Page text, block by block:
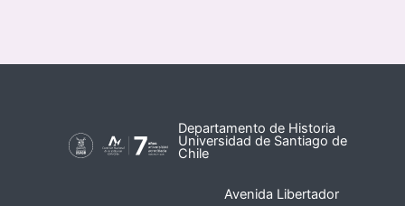
Departamento de Historia
Universidad de Santiago de
Chile
Avenida Libertador